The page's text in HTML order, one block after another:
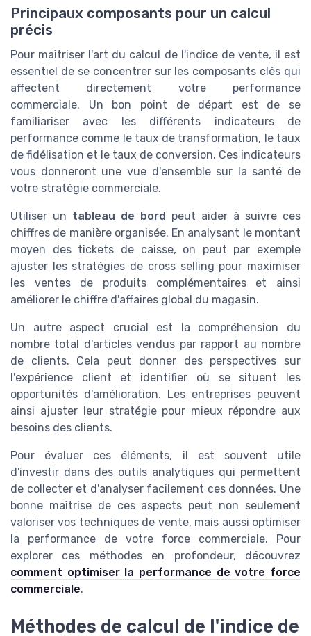
Principaux composants pour un calcul
précis
Pour maîtriser l'art du calcul de l'indice de vente, il est
essentiel de se concentrer sur les composants clés qui
affectent directement votre performance
commerciale. Un bon point de départ est de se
familiariser avec les différents indicateurs de
performance comme le taux de transformation, le taux
de fidélisation et le taux de conversion. Ces indicateurs
vous donneront une vue d'ensemble sur la santé de
votre stratégie commerciale.
Utiliser un tableau de bord peut aider à suivre ces
chiffres de manière organisée. En analysant le montant
moyen des tickets de caisse, on peut par exemple
ajuster les stratégies de cross selling pour maximiser
les ventes de produits complémentaires et ainsi
améliorer le chiffre d'affaires global du magasin.
Un autre aspect crucial est la compréhension du
nombre total d'articles vendus par rapport au nombre
de clients. Cela peut donner des perspectives sur
l'expérience client et identifier où se situent les
opportunités d'amélioration. Les entreprises peuvent
ainsi ajuster leur stratégie pour mieux répondre aux
besoins des clients.
Pour évaluer ces éléments, il est souvent utile
d'investir dans des outils analytiques qui permettent
de collecter et d'analyser facilement ces données. Une
bonne maîtrise de ces aspects peut non seulement
valoriser vos techniques de vente, mais aussi optimiser
la performance de votre force commerciale. Pour
explorer ces méthodes en profondeur, découvrez
comment optimiser la performance de votre force
commerciale.
Méthodes de calcul de l'indice de